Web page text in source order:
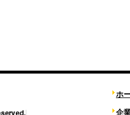
ホ
企